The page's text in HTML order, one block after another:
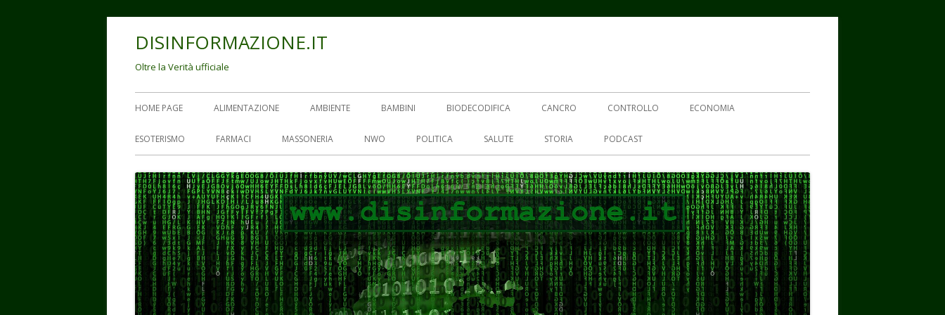
DISINFORMAZIONE.IT
Oltre la Verità ufficiale
Menu
principale
HOME PAGE ALIMENTAZIONE AMBIENTE BAMBINI BIODECODIFICA CANCRO CONTROLLO ECONOMIA
ESOTERISMO FARMACI MASSONERIA NWO POLITICA SALUTE STORIA PODCAST